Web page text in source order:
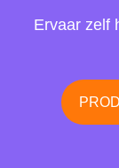
Ervaar zelf